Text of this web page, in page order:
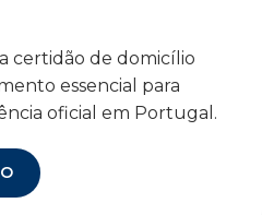
certidão de domicílio
essencial para
oficial em Portugal.